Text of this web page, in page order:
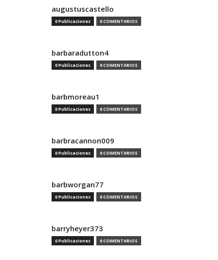
augustuscastello
0 Publicaciones 0 COMENTARIOS
barbaradutton4
0 Publicaciones 0 COMENTARIOS
barbmoreau1
0 Publicaciones 0 COMENTARIOS
barbracannon009
0 Publicaciones 0 COMENTARIOS
barbworgan77
0 Publicaciones 0 COMENTARIOS
barryheyer373
0 Publicaciones 0 COMENTARIOS